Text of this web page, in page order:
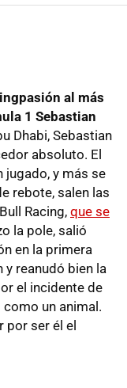
al más
1 Sebastian
Dhabi, Sebastian
absoluto. El
jugado, y más se
rebote, salen las
Racing, que se
la pole, salió
en la primera
reanudó bien la
el incidente de
un animal.
por ser él el